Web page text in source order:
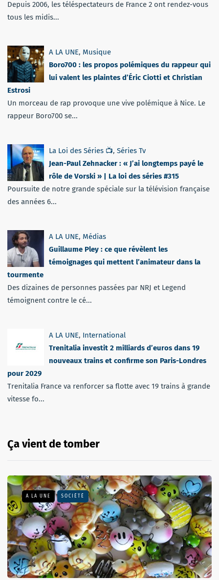
Depuis 2006, les téléspectateurs de France 2 ont rendez-vous
tous les midis...
A LA UNE, Musique
Boro700 : les propos polémiques du rappeur qui
lui valent les plaintes d’Éric Ciotti et Christian
Estrosi
Un morceau de rap provoque une vive polémique à Nice. Le
rappeur Boro700 se...
La Loi des Séries 📺, Séries Tv
Jean-Paul Zehnacker : « J’ai longtemps payé le
rôle de Vorski » | La loi des séries #315
Poursuite de notre grande spéciale sur la télévision française
des années 6...
A LA UNE, Médias
Guillaume Pley : ce que révèlent les
témoignages qui mettent l’animateur dans la
tourmente
Des dizaines de personnes passées par NRJ et Legend
témoignent contre le cé...
A LA UNE, International
Trenitalia investit 2 milliards d’euros dans 19
nouveaux trains et confirme son Paris-Londres
pour 2029
Trenitalia France va renforcer sa flotte avec 19 trains à grande
vitesse fo...
Ça vient de tomber
A LA UNE SOCIÉTÉ